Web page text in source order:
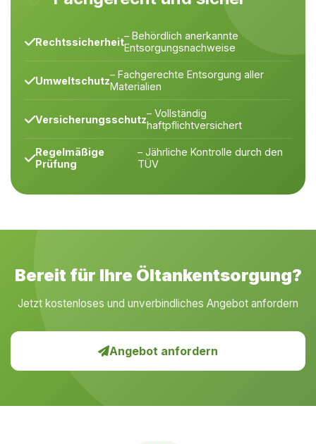
Rechtssicherheit– Behördlich anerkannte
Entsorgungsnachweise
Umweltschutz– Fachgerechte Entsorgung aller
Materialien
Versicherungsschutz– Vollständig
haftpflichtversichert
Regelmäßige
Prüfung
– Jährliche Kontrolle durch den
TÜV
Bereit für Ihre Öltankentsorgung?
Jetzt kostenloses und unverbindliches Angebot anfordern
Angebot anfordern